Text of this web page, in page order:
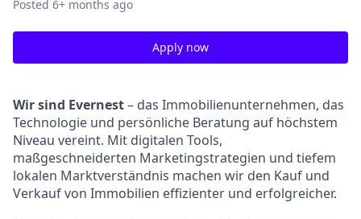
Posted 6+ months ago
Apply now
Wir sind Evernest– das Immobilienunternehmen, das
Technologie und persönliche Beratung auf höchstem
Niveau vereint. Mit digitalen Tools,
maßgeschneiderten Marketingstrategien und tiefem
lokalen Marktverständnis machen wir den Kauf und
Verkauf von Immobilien effizienter und erfolgreicher.